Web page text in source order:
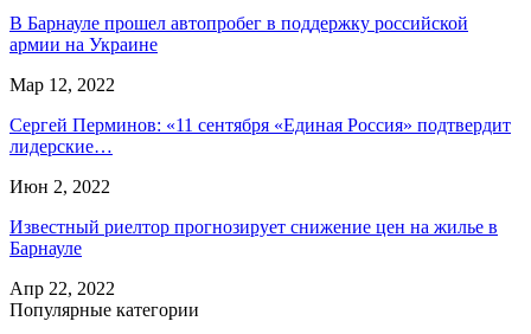
В Барнауле прошел автопробег в поддержку российской
армии на Украине
Мар 12, 2022
Сергей Перминов: «11 сентября «Единая Россия» подтвердит
лидерские…
Июн 2, 2022
Известный риелтор прогнозирует снижение цен на жилье в
Барнауле
Апр 22, 2022
Популярные категории